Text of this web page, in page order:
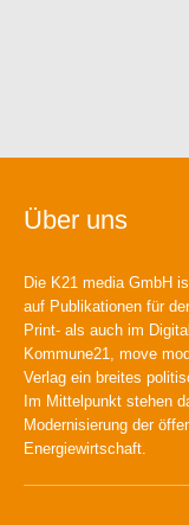
Über uns
Die K21 media GmbH
auf Publikationen für
Print- als auch im
Kommune21, move
Verlag ein breites
Im Mittelpunkt stehen
Modernisierung der
Energiewirtschaft.